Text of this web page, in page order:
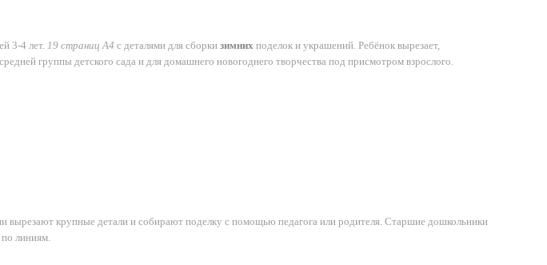
3-4 лет. 19 страниц А4 с деталями для сборки зимних поделок и украшений. Ребёнок вырезает,
группы детского сада и для домашнего новогоднего творчества под присмотром взрослого.
крупные детали и собирают поделку с помощью педагога или родителя. Старшие дошкольники
линиям.